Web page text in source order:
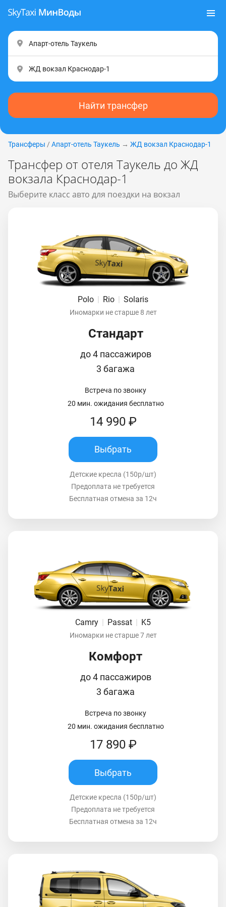
Найти трансфер
Трансферы / Апарт-отель Таукель → ЖД вокзал Краснодар-1
Трансфер от отеля Таукель до ЖД
вокзала Краснодар-1
Выберите класс авто для поездки на вокзал
Polo | Rio | Solaris
Иномарки не старше 8 лет
Стандарт
до 4 пассажиров
3 багажа
Встреча по звонку
20 мин. ожидания бесплатно
14 990 ₽
Выбрать
Детские кресла (150р/шт)
Предоплата не требуется
Бесплатная отмена за 12ч
Camry Passat K5
Иномарки не старше 7 лет
Комфорт
до 4 пассажиров
3 багажа
Встреча по звонку
20 мин. ожидания бесплатно
17 890 ₽
Выбрать
Детские кресла (150р/шт)
Предоплата не требуется
Бесплатная отмена за 12ч